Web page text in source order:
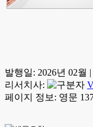
발행일: 2026년 02월 |
리서치사:
페이지 정보: 영문 137